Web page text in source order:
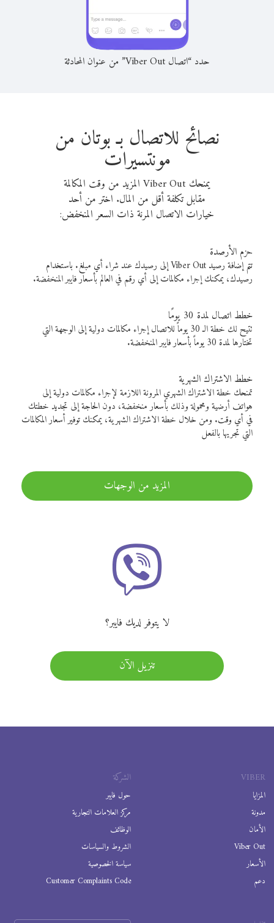
حدد “اتصال Viber Out” من عنوان المحادثة
نصائح للاتصال بـ بوتان من
مونتسيرات
يمنحك Viber Out المزيد من وقت المكالمة
مقابل تكلفة أقل من المال. اختر من أحد
خيارات الاتصال المرنة ذات السعر المنخفض:
حزم الأرصدة
تتم إضافة رصيد Viber Out إلى رصيدك عند شراء أي مبلغ. باستخدام
رصيدك، يمكنك إجراء مكالمات إلى أي رقم في العالم بأسعار فايبر المنخفضة.
خطط اتصال لمدة 30 يومًا
تتيح لك خطة الـ 30 يوماً للاتصال إجراء مكالمات دولية إلى الوجهة التي
تختارها لمدة 30 يوماً بأسعار فايبر المنخفضة.
خطط الاشتراك الشهرية
تمنحك خطة الاشتراك الشهري المرونة اللازمة لإجراء مكالمات دولية إلى
هواتف أرضية ومحمولة وذلك بأسعار منخفضة، دون الحاجة إلى تجديد خطتك
في أي وقت. ومن خلال خطة الاشتراك الشهرية، يمكنك توفير أسعار المكالمات
التي تجريها بالفعل
المزيد من الوجهات
لا يتوفر لديك فايبر؟
تنزيل الآن
VIBER
المزايا
مدونة
الأمان
Viber Out
الأسعار
دعم
الشركة
حول فايبر
مركز العلامات التجارية
الوظائف
الشروط والسياسات
سياسة الخصوصية
Customer Complaints Code